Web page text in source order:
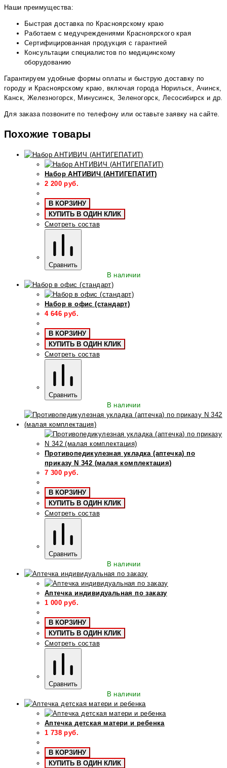
Наши преимущества:
Быстрая доставка по Красноярскому краю
Работаем с медучреждениями Красноярского края
Сертифицированная продукция с гарантией
Консультации специалистов по медицинскому
оборудованию
Гарантируем удобные формы оплаты и быструю доставку по
городу и Красноярскому краю, включая города Норильск, Ачинск,
Канск, Железногорск, Минусинск, Зеленогорск, Лесосибирск и др.
Для заказа позвоните по телефону или оставьте заявку на сайте.
Похожие товары
Набор АНТИВИЧ (АНТИГЕПАТИТ)
2 200 руб.
В КОРЗИНУ
КУПИТЬ В ОДИН КЛИК
Смотреть состав
Сравнить
В наличии
Набор в офис (стандарт)
4 646 руб.
В КОРЗИНУ
КУПИТЬ В ОДИН КЛИК
Смотреть состав
Сравнить
В наличии
Противопедикулезная укладка (аптечка) по
приказу N 342 (малая комплектация)
7 300 руб.
В КОРЗИНУ
КУПИТЬ В ОДИН КЛИК
Смотреть состав
Сравнить
В наличии
Аптечка индивидуальная по заказу
1 000 руб.
В КОРЗИНУ
КУПИТЬ В ОДИН КЛИК
Смотреть состав
Сравнить
В наличии
Аптечка детская матери и ребенка
1 738 руб.
В КОРЗИНУ
КУПИТЬ В ОДИН КЛИК